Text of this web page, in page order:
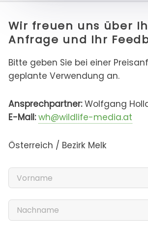
Wir freuen uns über
Anfrage und Ihr
Bitte geben Sie bei einer
geplante Verwendung an.
Ansprechpartner:Wolfgang
E-Mail: wh@wildlife-media.at
Österreich / Bezirk Melk